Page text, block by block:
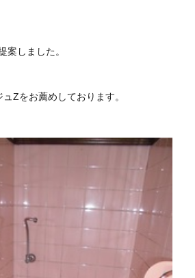
案しました。
Zをお薦めしております。